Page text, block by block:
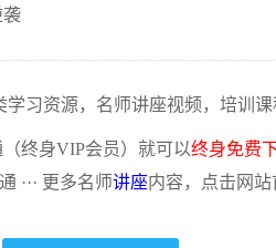
袭
习资源，名师讲座视频，培训
终身VIP会员）就可以终身免费
··· 更多名师讲座内容，点击网